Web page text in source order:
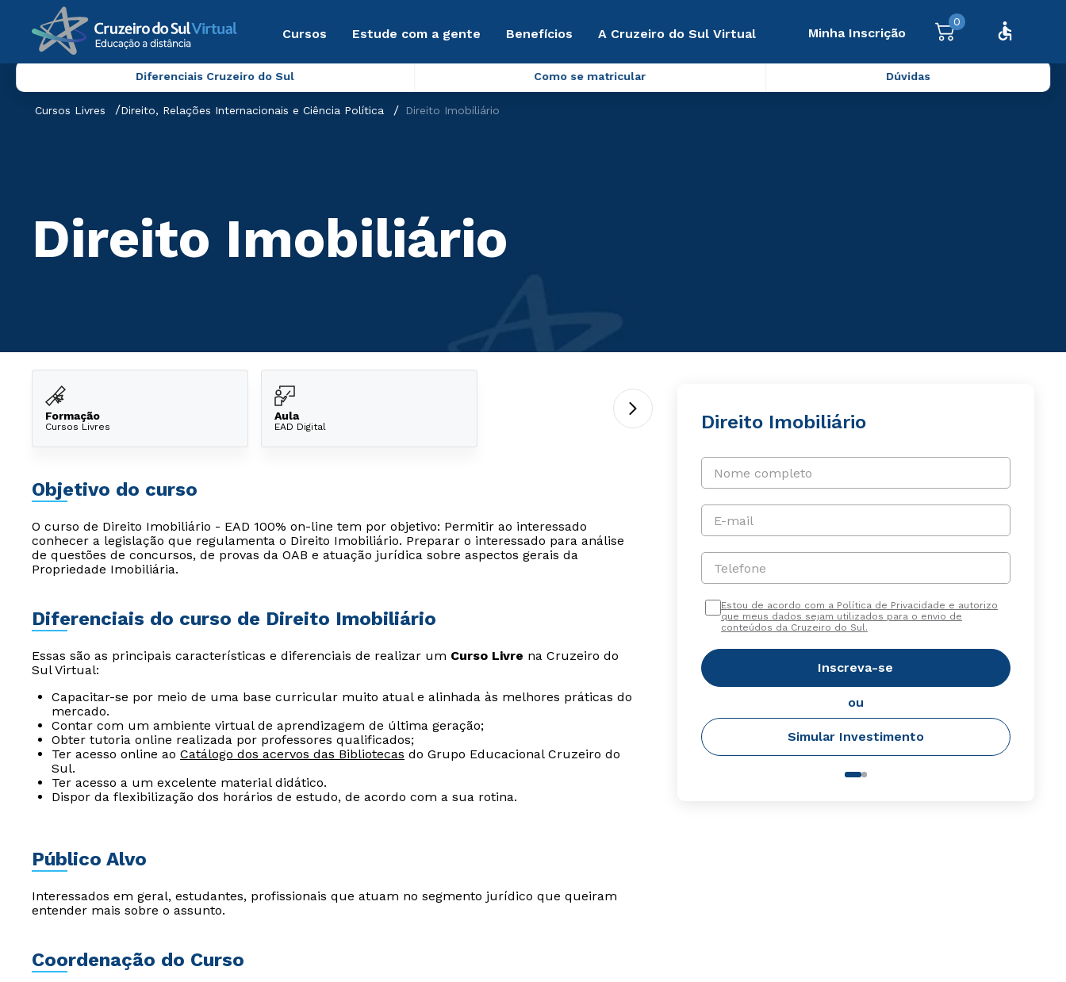
Cursos Estude com a gente Benefícios A Cruzeiro do Sul Virtual Minha Inscrição
0
Diferenciais Cruzeiro do Sul Como se matricular Dúvidas
Cursos Livres Direito, Relações Internacionais e Ciência Política Direito Imobiliário
Direito Imobiliário
Formação
Cursos Livres
Aula
EAD Digital
Objetivo do curso
O curso de Direito Imobiliário - EAD 100% on-line tem por objetivo: Permitir ao interessado
conhecer a legislação que regulamenta o Direito Imobiliário. Preparar o interessado para análise
de questões de concursos, de provas da OAB e atuação jurídica sobre aspectos gerais da
Propriedade Imobiliária.
Diferenciais do curso de Direito Imobiliário
Essas são as principais características e diferenciais de realizar um Curso Livre na Cruzeiro do
Sul Virtual:
Capacitar-se por meio de uma base curricular muito atual e alinhada às melhores práticas do
mercado.
Contar com um ambiente virtual de aprendizagem de última geração;
Obter tutoria online realizada por professores qualificados;
Ter acesso online ao Catálogo dos acervos das Bibliotecas do Grupo Educacional Cruzeiro do
Sul.
Ter acesso a um excelente material didático.
Dispor da flexibilização dos horários de estudo, de acordo com a sua rotina.
Público Alvo
Interessados em geral, estudantes, profissionais que atuam no segmento jurídico que queiram
entender mais sobre o assunto.
Coordenação do Curso
Direito Imobiliário
Nome completo
E-mail
Telefone
Estou de acordo com a Política de Privacidade e autorizo
que meus dados sejam utilizados para o envio de
conteúdos da Cruzeiro do Sul.
Inscreva-se
ou
Simular Investimento